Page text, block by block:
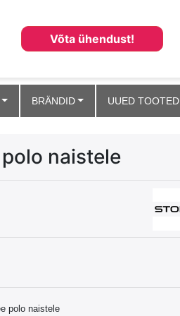
Võta ühendust!
BRÄNDID UUED TOOTED
naistele
polo naistele